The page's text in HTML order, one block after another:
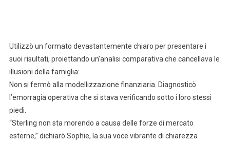
Utilizzò un formato devastantemente chiaro per presentare i
suoi risultati, proiettando un’analisi comparativa che cancellava le
illusioni della famiglia:
Non si fermò alla modellizzazione finanziaria. Diagnosticò
l’emorragia operativa che si stava verificando sotto i loro stessi
piedi.
“Sterling non sta morendo a causa delle forze di mercato
esterne,” dichiarò Sophie, la sua voce vibrante di chiarezza